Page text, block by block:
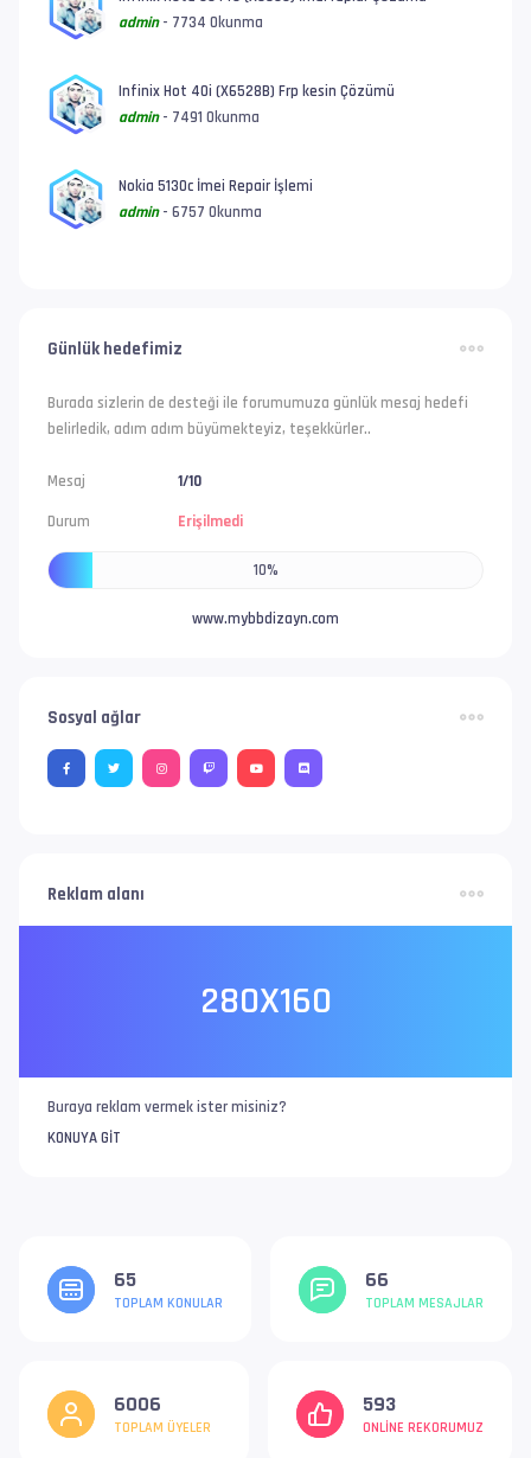
admin- 7734 Okunma
Infinix Hot 40i (X6528B) Frp kesin Çözümü
admin- 7491 Okunma
Nokia 5130c İmei Repair İşlemi
admin- 6757 Okunma
Günlük hedefimiz
Burada sizlerin de desteği ile forumumuza günlük mesaj hedefi
belirledik, adım adım büyümekteyiz, teşekkürler..
Mesaj 1/10
Durum Erişilmedi
10%
www.mybbdizayn.com
Sosyal ağlar
Reklam alanı
280X160
Buraya reklam vermek ister misiniz?
KONUYA GIT
65
TOPLAM KONULAR
66
TOPLAM MESAJLAR
6006
TOPLAM ÜYELER
593
ONLINE REKORUMUZ